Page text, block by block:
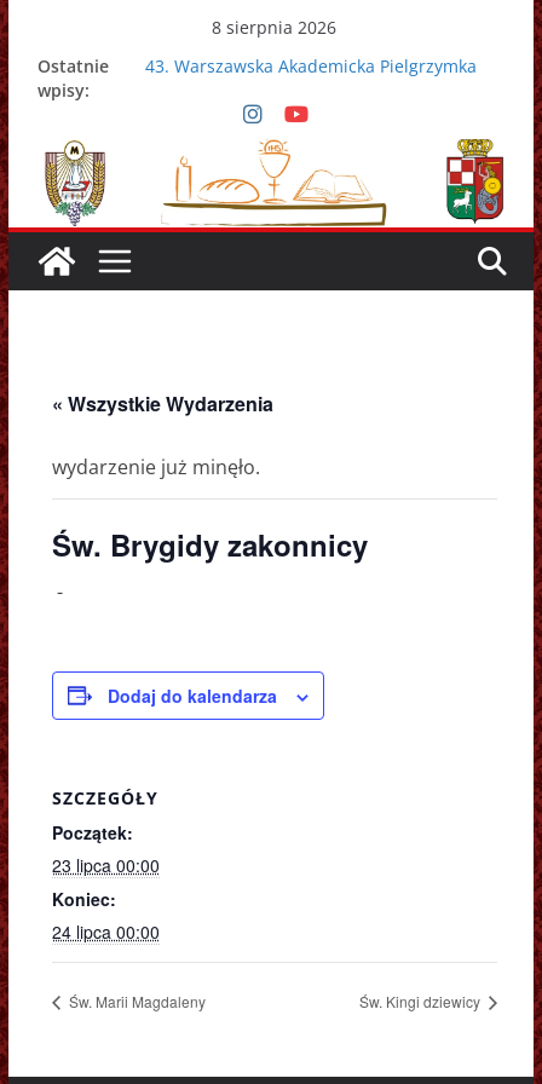
Przejdź
do
treści
8 sierpnia 2026
Ostatnie
wpisy:
43. Warszawska Akademicka Pielgrzymka
Nowy Papież – Leon XIV
Zmarł papież Franciszek
Adrian Galbas nowym metropolitą
warszawskim
Zmarł ks. prałat Kazimierz Apel
« Wszystkie Wydarzenia
wydarzenie już minęło.
Św. Brygidy zakonnicy
-
Dodaj do kalendarza
SZCZEGÓŁY
Początek:
23 lipca 00:00
Koniec:
24 lipca 00:00
Św. Marii Magdaleny Św. Kingi dziewicy